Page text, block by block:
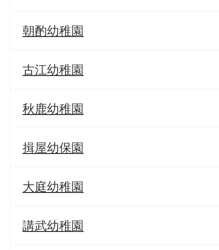
朝酌幼稚園
古江幼稚園
秋鹿幼稚園
揖屋幼保園
大庭幼稚園
講武幼稚園